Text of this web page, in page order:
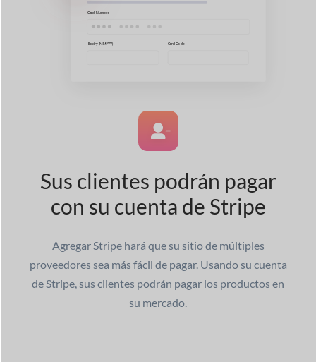
Sus clientes podrán pagar
con su cuenta de Stripe
Agregar Stripe hará que su sitio de múltiples
proveedores sea más fácil de pagar. Usando su cuenta
de Stripe, sus clientes podrán pagar los productos en
su mercado.